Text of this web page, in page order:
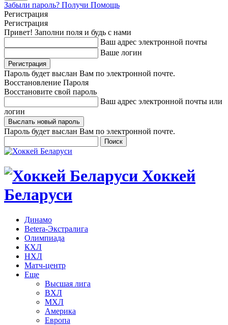
Забыли пароль? Получи Помощь
Регистрация
Регистрация
Привет! Заполни поля и будь с нами
Ваш адрес электронной почты
Ваше логин
Пароль будет выслан Вам по электронной почте.
Восстановление Пароля
Восстановите свой пароль
Ваш адрес электронной почты или
логин
Пароль будет выслан Вам по электронной почте.
Хоккей
Беларуси
Динамо
Betera-Экстралига
Олимпиада
КХЛ
НХЛ
Матч-центр
Еще
Высшая лига
ВХЛ
МХЛ
Америка
Европа